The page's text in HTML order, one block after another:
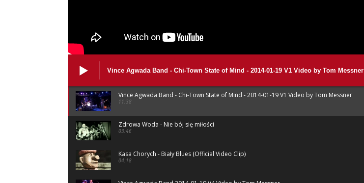
Vince Agwada Band - Chi-Town State of Mind - 2014-01-19 V1 Video by Tom Messner
Vince Agwada Band - Chi-Town State of Mind - 2014-01-19 V1 Video by Tom Messner
11:38
Zdrowa Woda - Nie bój się miłości
03:46
Kasa Chorych - Biały Blues (Official Video Clip)
04:18